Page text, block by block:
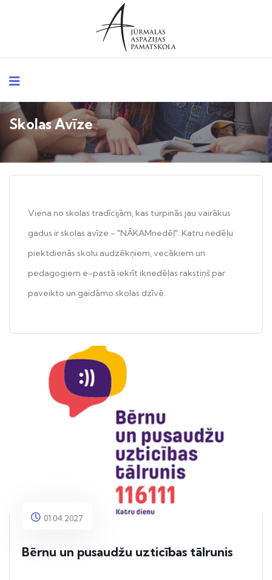
Skolas Avīze
Viena no skolas tradīcijām, kas turpinās jau vairākus
gadus ir skolas avīze - "NĀKAMnedēļ". Katru nedēļu
piektdienās skolu audzēkņiem, vecākiem un
pedagogiem e-pastā iekrīt iknedēļas rakstiņš par
paveikto un gaidāmo skolas dzīvē.
01.04.2027
Bērnu un pusaudžu uzticības tālrunis